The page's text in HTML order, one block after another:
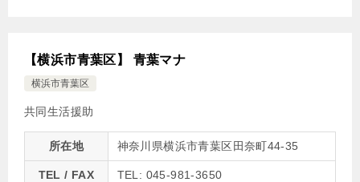
【横浜市青葉区】 青葉マナ
横浜市青葉区
共同生活援助
所在地 神奈川県横浜市青葉区田奈町44-35
TEL / FAX
TEL: 045-981-3650